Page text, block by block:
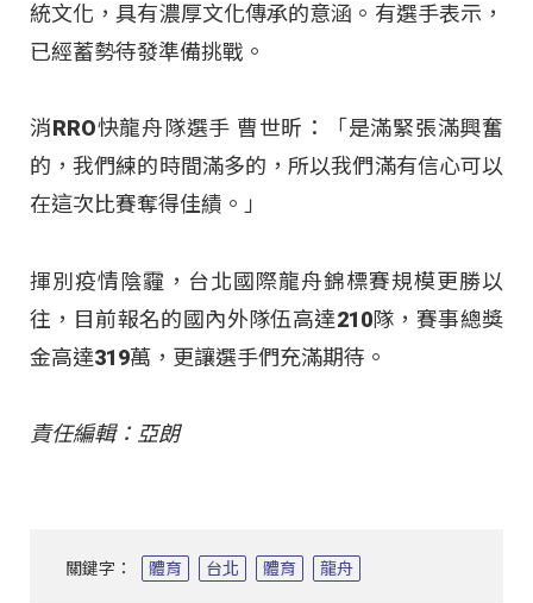
統文化，具有濃厚文化傳承的意涵。有選手表示，
已經蓄勢待發準備挑戰。
消RRO快龍舟隊選手 曹世昕：「是滿緊張滿興奮
的，我們練的時間滿多的，所以我們滿有信心可以
在這次比賽奪得佳績。」
揮別疫情陰霾，台北國際龍舟錦標賽規模更勝以
往，目前報名的國內外隊伍高達210隊，賽事總獎
金高達319萬，更讓選手們充滿期待。
責任編輯：亞朗
關鍵字： 體育 台北 體育 龍舟